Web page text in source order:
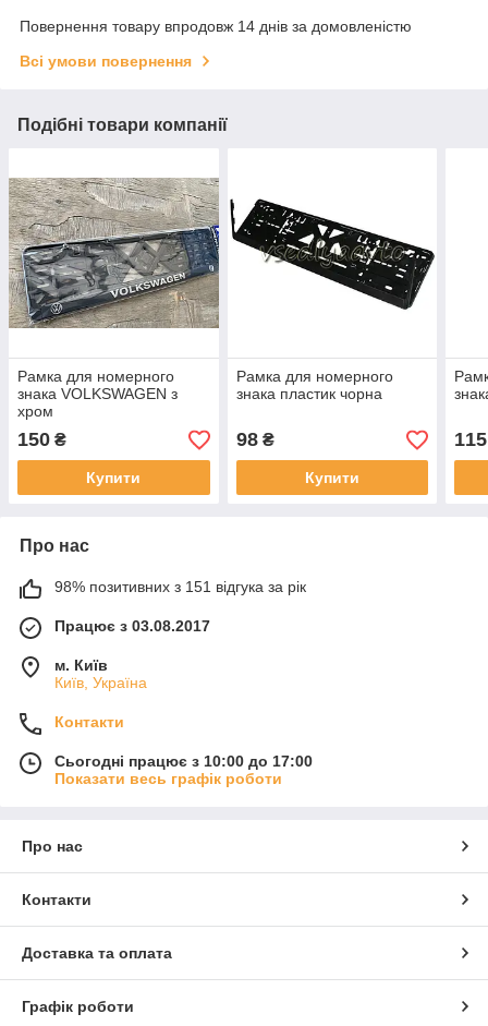
Повернення товару впродовж 14 днів за домовленістю
Всі умови повернення
Подібні товари компанії
Рамка для номерного
знака VOLKSWAGEN з
хром
150 ₴
Купити
Рамка для номерного
знака пластик чорна
98₴
Купити
115
Про нас
98% позитивних з 151 відгука за рік
Працює з 03.08.2017
м. Київ
Київ, Україна
Контакти
Сьогодні працює з 10:00 до 17:00
Показати весь графік роботи
Про нас
Контакти
Доставка та оплата
Графік роботи